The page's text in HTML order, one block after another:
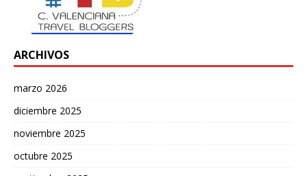
ARCHIVOS
marzo 2026
diciembre 2025
noviembre 2025
octubre 2025